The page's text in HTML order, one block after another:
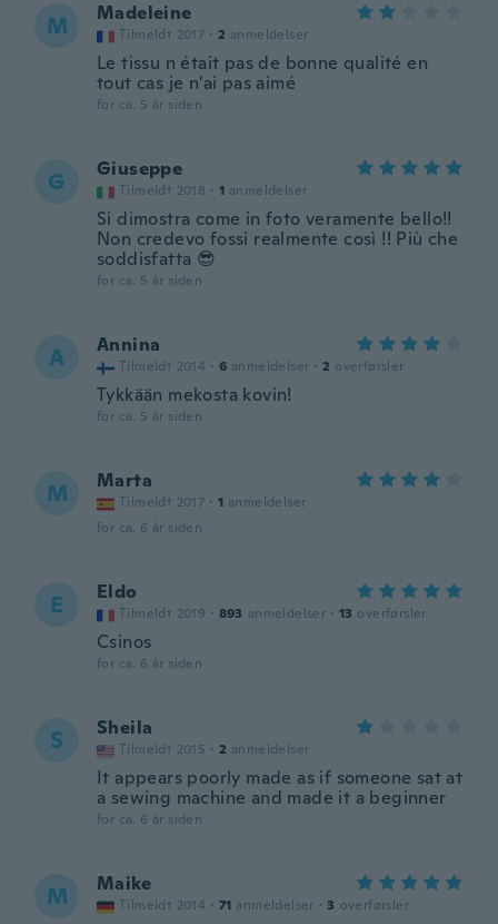
M Madeleine
Tilmeldt 2017 · 2 anmeldelser
Le tissu n était pas de bonne qualité en
tout cas je n'ai pas aimé
for ca. 5 år siden
G Giuseppe
Tilmeldt 2018 · 1 anmeldelser
Si dimostra come in foto veramente bello!!
Non credevo fossi realmente così !! Più che
soddisfatta 😎
for ca. 5 år siden
A Annina
Tilmeldt 2014 · 6 anmeldelser · 2 overførsler
Tykkään mekosta kovin!
for ca. 5 år siden
M Marta
Tilmeldt 2017 · 1 anmeldelser
for ca. 6 år siden
E Eldo
Tilmeldt 2019 · 893 anmeldelser · 13 overførsler
Csinos
for ca. 6 år siden
S Sheila
Tilmeldt 2015 · 2 anmeldelser
It appears poorly made as if someone sat at
a sewing machine and made it a beginner
for ca. 6 år siden
M Maike
Tilmeldt 2014 · 71 anmeldelser · 3 overførsler